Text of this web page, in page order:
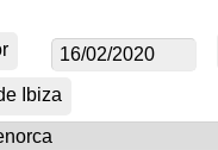
Ibiza